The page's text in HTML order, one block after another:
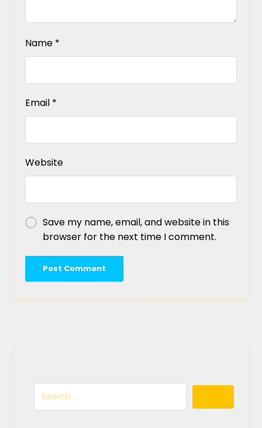
Name *
Email *
Website
Save my name, email, and website in this
browser for the next time I comment.